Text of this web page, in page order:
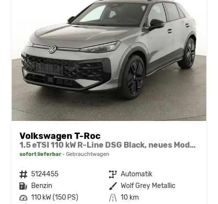
Volkswagen T-Roc
1.5 eTSI 110 kW R-Line DSG Black, neues Modell, 19-Zoll, Winter, sofort
sofort lieferbar Gebrauchtwagen
Fahrzeugnr. 5124455 Getriebe Automatik
Kraftstoff Benzin Außenfarbe Wolf Grey Metallic
Leistung 110 kW (150 PS) Kilometerstand 10 km